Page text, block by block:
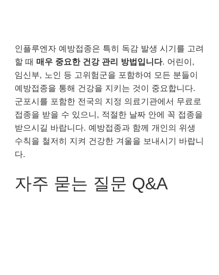
인플루엔자 예방접종은 특히 독감 발생 시기를 고려
할 때 매우 중요한 건강 관리 방법입니다. 어린이,
임신부, 노인 등 고위험군을 포함하여 모든 분들이
예방접종을 통해 건강을 지키는 것이 중요합니다.
군포시를 포함한 전국의 지정 의료기관에서 무료로
접종을 받을 수 있으니, 적절한 날짜 안에 꼭 접종을
받으시길 바랍니다. 예방접종과 함께 개인의 위생
수칙을 철저히 지켜 건강한 겨울을 보내시기 바랍니
다.
자주 묻는 질문 Q&A